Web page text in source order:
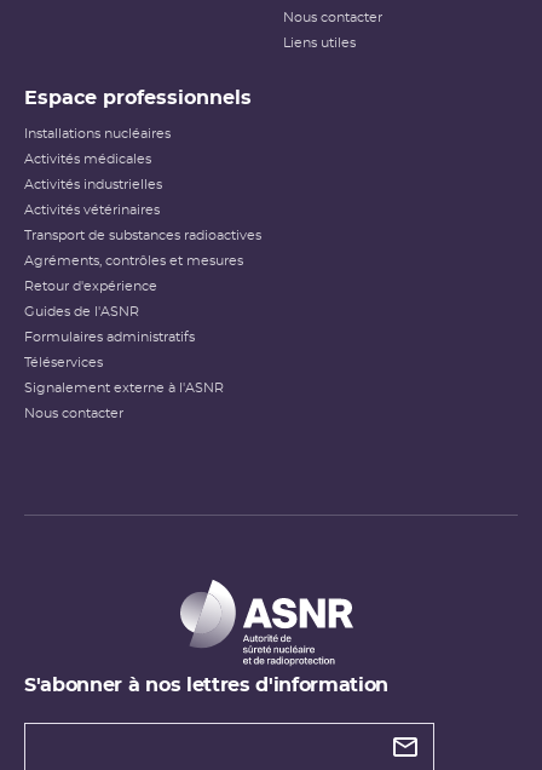
Nous contacter
Liens utiles
Espace professionnels
Installations nucléaires
Activités médicales
Activités industrielles
Activités vétérinaires
Transport de substances radioactives
Agréments, contrôles et mesures
Retour d'expérience
Guides de l'ASNR
Formulaires administratifs
Téléservices
Signalement externe à l'ASNR
Nous contacter
S'abonner à nos lettres d'information
Types de